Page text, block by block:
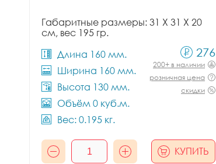
Габаритные размеры: 31 X 31 X 20
см, вес 195 гр.
Длина 160 мм.
Ширина 160 мм.
Высота 130 мм.
Объём 0 куб.м.
Вес: 0.195 кг.
276
200+ в наличии
розничная цена
скидки
КУПИТЬ